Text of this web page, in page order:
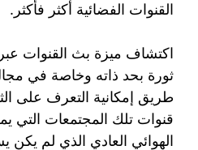
القنوات الفضائية أكثر فأكثر.
اكتشاف ميزة بث القنوات عبر
ثورة بحد ذاته وخاصة في
طريق إمكانية التعرف على
قنوات تلك المجتمعات التي
الهوائي العادي الذي لم يكن